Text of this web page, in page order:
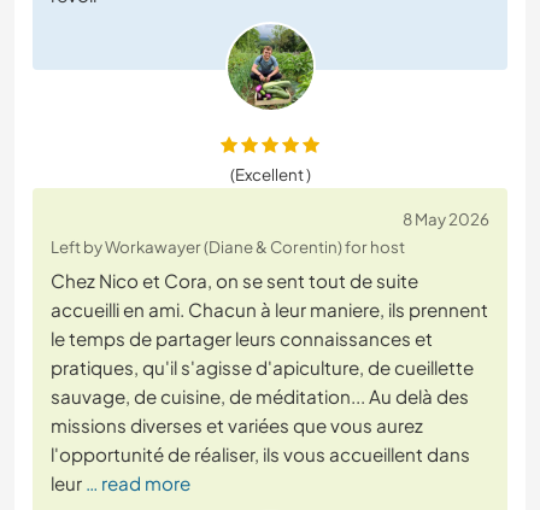
(Excellent )
8 May 2026
Left by Workawayer (Diane & Corentin) for host
Chez Nico et Cora, on se sent tout de suite
accueilli en ami. Chacun à leur maniere, ils prennent
le temps de partager leurs connaissances et
pratiques, qu'il s'agisse d'apiculture, de cueillette
sauvage, de cuisine, de méditation... Au delà des
missions diverses et variées que vous aurez
l'opportunité de réaliser, ils vous accueillent dans
leur … read more